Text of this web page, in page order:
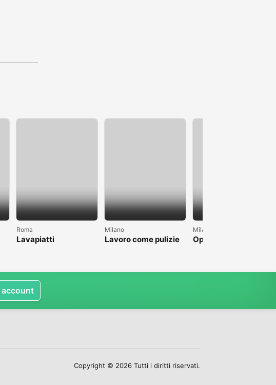
Roma
Lavapiatti
Milano
Lavoro come pulizie
Milano
Operatore su fune
account
Copyright © 2026 Tutti i diritti riservati.